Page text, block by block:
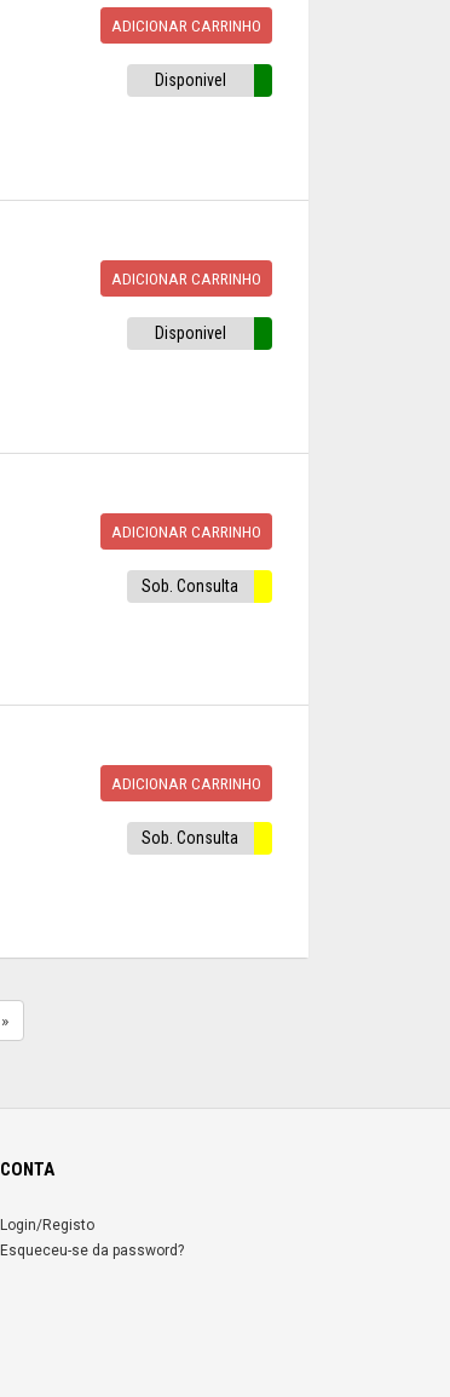
ADICIONAR CARRINHO
Disponivel
ADICIONAR CARRINHO
Disponivel
ADICIONAR CARRINHO
Sob. Consulta
ADICIONAR CARRINHO
Sob. Consulta
»
CONTA
Login/Registo
Esqueceu-se da password?